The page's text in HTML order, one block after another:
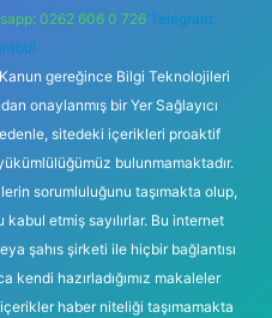
0262 606 0 726 Telegram:
Kanun gereğince Bilgi Teknolojileri
onaylanmış bir Yer Sağlayıcı
sitedeki içerikleri proaktif
bulunmamaktadır.
sorumluluğunu taşımakta olup,
etmiş sayılırlar. Bu internet
şahıs şirketi ile hiçbir bağlantısı
kendi hazırladığımız makaleler
haber niteliği taşımamakta